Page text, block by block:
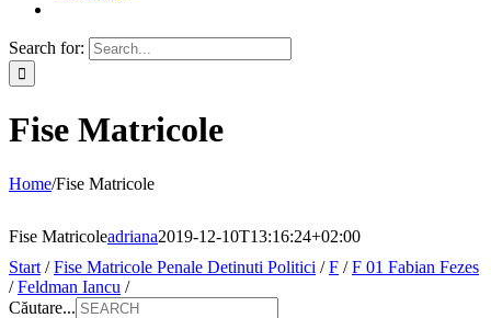
Search for:
Fise Matricole
Home/Fise Matricole
Fise Matricoleadriana2019-12-10T13:16:24+02:00
Start /Fise Matricole Penale Detinuti Politici /F /F 01 Fabian Fezes
/Feldman Iancu /
Căutare...